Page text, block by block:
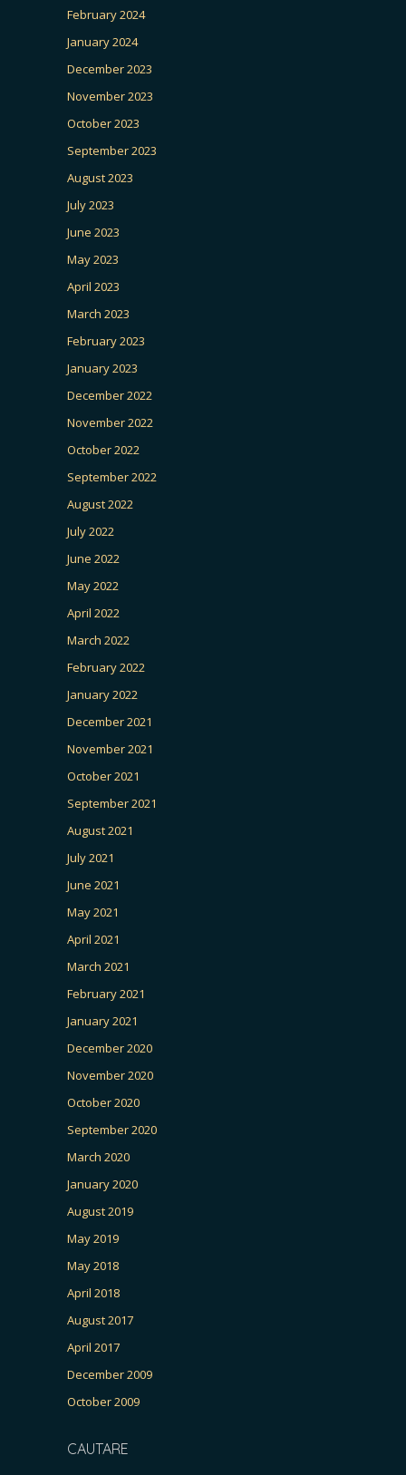
February 2024
January 2024
December 2023
November 2023
October 2023
September 2023
August 2023
July 2023
June 2023
May 2023
April 2023
March 2023
February 2023
January 2023
December 2022
November 2022
October 2022
September 2022
August 2022
July 2022
June 2022
May 2022
April 2022
March 2022
February 2022
January 2022
December 2021
November 2021
October 2021
September 2021
August 2021
July 2021
June 2021
May 2021
April 2021
March 2021
February 2021
January 2021
December 2020
November 2020
October 2020
September 2020
March 2020
January 2020
August 2019
May 2019
May 2018
April 2018
August 2017
April 2017
December 2009
October 2009
CAUTARE